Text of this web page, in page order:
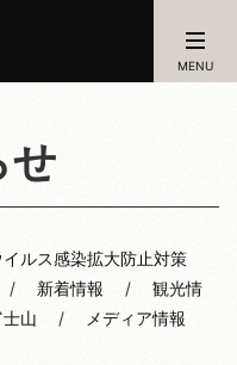
MENU
せ
ルス感染拡大防止対策
新着情報
観光情
山 メディア情報